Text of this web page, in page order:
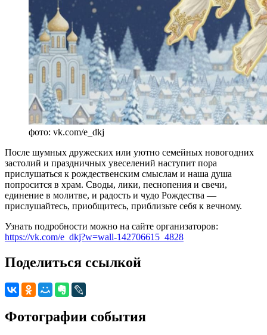
фото: vk.com/e_dkj
После шумных дружеских или уютно семейных новогодних
застолий и праздничных увеселений наступит пора
прислушаться к рождественским смыслам и наша душа
попросится в храм. Своды, лики, песнопения и свечи,
единение в молитве, и радость и чудо Рождества —
прислушайтесь, приобщитесь, приблизьте себя к вечному.
Узнать подробности можно на сайте организаторов:
https://vk.com/e_dkj?w=wall-142706615_4828
Поделиться ссылкой
Фотографии события